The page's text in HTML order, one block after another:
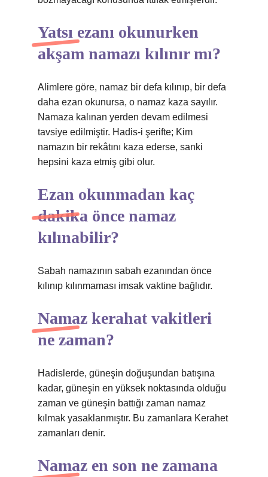
Yatsı ezanı okunurken
akşam namazı kılınır mı?
Alimlere göre, namaz bir defa kılınıp, bir defa
daha ezan okunursa, o namaz kaza sayılır.
Namaza kalınan yerden devam edilmesi
tavsiye edilmiştir. Hadis-i şerifte; Kim
namazın bir rekâtını kaza ederse, sanki
hepsini kaza etmiş gibi olur.
Ezan okunmadan kaç
dakika önce namaz
kılınabilir?
Sabah namazının sabah ezanından önce
kılınıp kılınmaması imsak vaktine bağlıdır.
Namaz kerahat vakitleri
ne zaman?
Hadislerde, güneşin doğuşundan batışına
kadar, güneşin en yüksek noktasında olduğu
zaman ve güneşin battığı zaman namaz
kılmak yasaklanmıştır. Bu zamanlara Kerahet
zamanları denir.
Namaz en son ne zamana